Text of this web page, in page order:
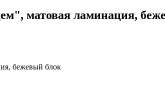
матовая ламинация,
бежевый блок